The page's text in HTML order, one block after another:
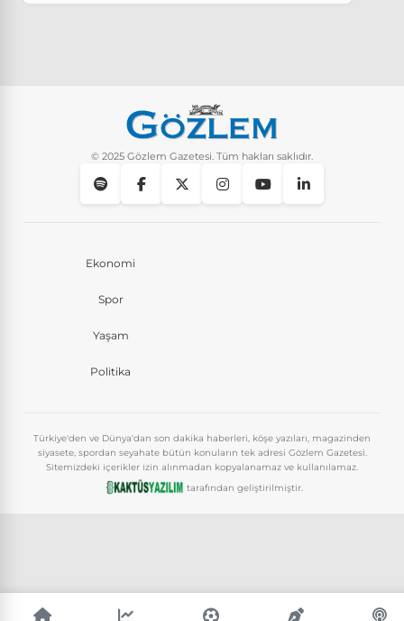
Instagram’da keşfet nasıl temizlenir?
© 2025 Gözlem Gazetesi. Tüm hakları saklıdır.
Ekonomi
Spor
Yaşam
Politika
Türkiye'den ve Dünya'dan son dakika haberleri, köşe yazıları, magazinden
siyasete, spordan seyahate bütün konuların tek adresi Gözlem Gazetesi.
Sitemizdeki içerikler izin alınmadan kopyalanamaz ve kullanılamaz.
tarafından geliştirilmiştir.